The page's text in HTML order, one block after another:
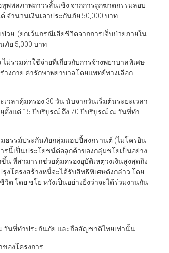
พพลภาพถาวรสิ้นเชิง จากการถูกฆาตกรรมลอบ
ำนวนเงินเอาประกันภัย 50,000 บาท
วย (ยกเว้นกรณีเสียชีวิตจากการเจ็บป่วยภายใน
ภัย 5,000 บาท
ม่รวมค่าใช้จ่ายที่เกี่ยวกับการจ้างพยาบาลพิเศษ
งกาย ค่ารักษาพยาบาลโดยแพทย์ทางเลือก
ลาคุ้มครอง 30 วัน นับจากวันเริ่มต้นระยะเวลา
ตั้งแต่ 15 ปีบริบูรณ์ ถึง 70 ปีบริบูรณ์ ณ วันที่ทำ
ธรรม์ประกันภัยกลุ่มแฮปปี้สงกรานต์ (ไมโครอิน
รนี้เป็นประโยชน์ต่อลูกค้าของกลุ่มชโยเป็นอย่าง
น ที่สามารถช่วยคุ้มครองอุบัติเหตุวงเงินสูงสุดถึง
โครงสร้างหนี้จะได้รับสิทธิพิเศษดังกล่าว โดย
ต โดย ชโย หวังเป็นอย่างยิ่งว่าจะได้ร่วมงานกัน
นที่ทำประกันภัย และถือสัญชาติไทยเท่านั้น
ของโครงการ